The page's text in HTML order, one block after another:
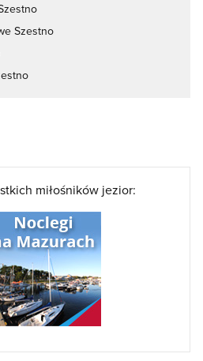
Szestno
miłośników jezior: